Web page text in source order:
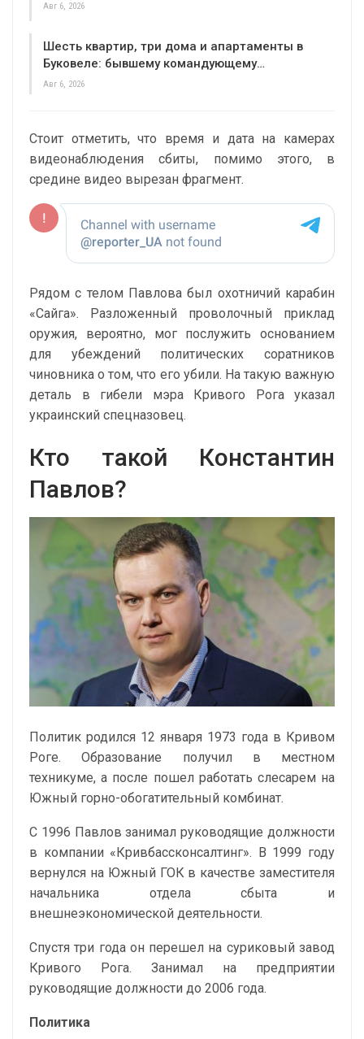
Авг 6, 2026
Шесть квартир, три дома и апартаменты в
Буковеле: бывшему командующему…
Авг 6, 2026
Стоит отметить, что время и дата на камерах
видеонаблюдения сбиты, помимо этого, в
средине видео вырезан фрагмент.
Рядом с телом Павлова был охотничий карабин
«Сайга». Разложенный проволочный приклад
оружия, вероятно, мог послужить основанием
для убеждений политических соратников
чиновника о том, что его убили. На такую важную
деталь в гибели мэра Кривого Рога указал
украинский спецназовец.
Кто такой Константин
Павлов?
Политик родился 12 января 1973 года в Кривом
Роге. Образование получил в местном
техникуме, а после пошел работать слесарем на
Южный горно-обогатительный комбинат.
С 1996 Павлов занимал руководящие должности
в компании «Кривбассконсалтинг». В 1999 году
вернулся на Южный ГОК в качестве заместителя
начальника отдела сбыта и
внешнеэкономической деятельности.
Спустя три года он перешел на суриковый завод
Кривого Рога. Занимал на предприятии
руководящие должности до 2006 года.
Политика